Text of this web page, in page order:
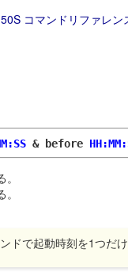
コマンドリファレン
& before
ドで起動時刻を1つだ